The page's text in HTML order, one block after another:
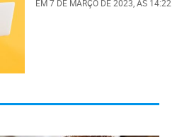
EM7 DE MARÇO DE 2023 , ÀS 14:22